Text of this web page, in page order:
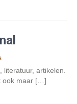
artikelen.
ook maar […]